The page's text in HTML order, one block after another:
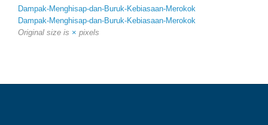
Dampak-Menghisap-dan-Buruk-Kebiasaan-Merokok
Dampak-Menghisap-dan-Buruk-Kebiasaan-Merokok
Original size is × pixels